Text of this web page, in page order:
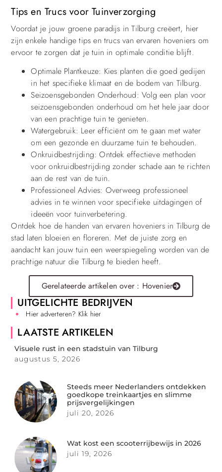
Tips en Trucs voor Tuinverzorging
Voordat je jouw groene paradijs in Tilburg creëert, hier
zijn enkele handige tips en trucs van ervaren hoveniers om
ervoor te zorgen dat je tuin in optimale conditie blijft.
Optimale Plantkeuze: Kies planten die goed gedijen
in het specifieke klimaat en de bodem van Tilburg.
Seizoensgebonden Onderhoud: Volg een plan voor
seizoensgebonden onderhoud om het hele jaar door
van een prachtige tuin te genieten.
Watergebruik: Leer efficiënt om te gaan met water
om een gezonde en duurzame tuin te behouden.
Onkruidbestrijding: Ontdek effectieve methoden
voor onkruidbestrijding zonder schade aan te richten
aan de rest van de tuin.
Professioneel Advies: Overweeg professioneel
advies in te winnen voor specifieke uitdagingen of
ideeën voor tuinverbetering.
Ontdek hoe de handen van ervaren hoveniers in Tilburg de
stad laten bloeien en floreren. Met de juiste zorg en
aandacht kan jouw tuin een weerspiegeling worden van de
prachtige natuur die Tilburg te bieden heeft.
Gerelateerde artikelen over : Hovenier
UITGELICHTE BEDRIJVEN
Hier adverteren? Klik hier
LAATSTE ARTIKELEN
Visuele rust in een stadstuin van Tilburg
augustus 5, 2026
Steeds meer Nederlanders ontdekken
goedkope treinkaartjes en slimme
prijsvergelijkingen
juli 20, 2026
Wat kost een scooterrijbewijs in 2026
juli 19, 2026